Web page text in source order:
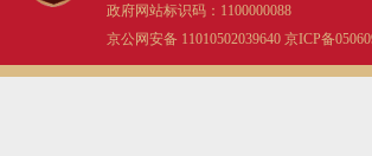
政府网站标识码：1100000088
京公网安备 11010502039640 京ICP备